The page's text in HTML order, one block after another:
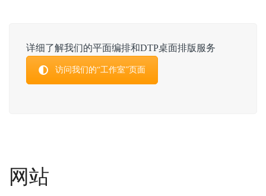
详细了解我们的平面编排和DTP桌面排版服务
访问我们的“工作室”页面
网站